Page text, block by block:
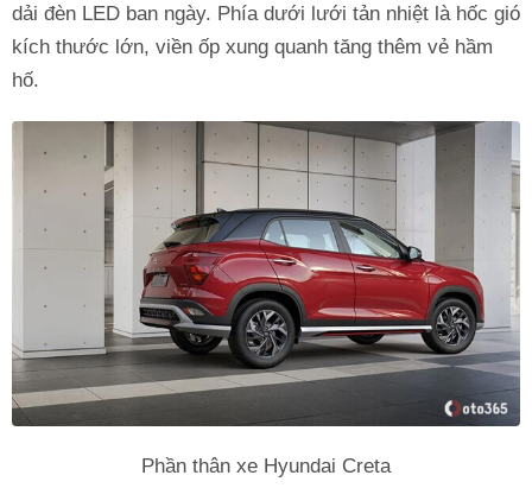
dải đèn LED ban ngày. Phía dưới lưới tản nhiệt là hốc gió
kích thước lớn, viền ốp xung quanh tăng thêm vẻ hầm
hố.
Phần thân xe Hyundai Creta